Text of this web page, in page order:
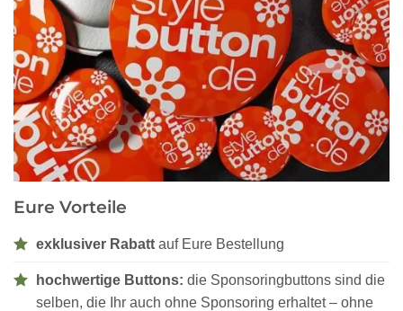
Eure Vorteile
exklusiver Rabatt auf Eure Bestellung
hochwertige Buttons: die Sponsoringbuttons sind die
selben, die Ihr auch ohne Sponsoring erhaltet – ohne